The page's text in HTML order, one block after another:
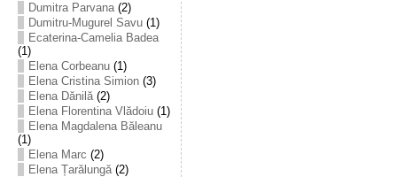
Dumitra Parvana(2)
Dumitru-Mugurel Savu(1)
Ecaterina-Camelia Badea
(1)
Elena Corbeanu(1)
Elena Cristina Simion(3)
Elena Dănilă(2)
Elena Florentina Vlădoiu(1)
Elena Magdalena Băleanu
(1)
Elena Marc (2)
Elena Țarălungă(2)